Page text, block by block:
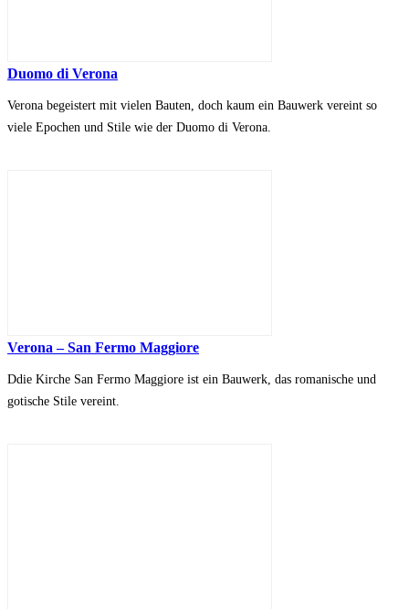
Duomo di Verona
Verona begeistert mit vielen Bauten, doch kaum ein Bauwerk vereint so
viele Epochen und Stile wie der Duomo di Verona.
Verona – San Fermo Maggiore
Ddie Kirche San Fermo Maggiore ist ein Bauwerk, das romanische und
gotische Stile vereint.